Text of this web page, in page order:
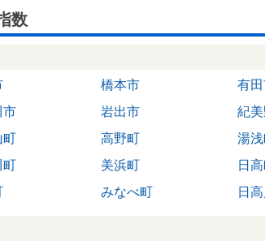
数
橋本市
有
市 岩出市
紀
町 高野町
湯
町 美浜町
日
みなべ町 日